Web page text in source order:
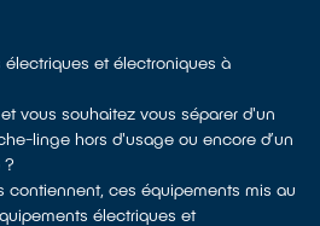
et électroniques à
vous souhaitez vous séparer d'un
linge hors d'usage ou encore d’un
?
contiennent, ces équipements mis au
électriques et